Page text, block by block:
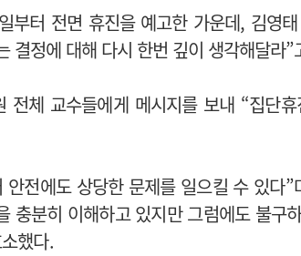
부터 전면 휴진을 예고한 가운데, 김영
결정에 대해 다시 한번 깊이 생각해달라”
전체 교수들에게 메시지를 보내 “집단
전에도 상당한 문제를 일으킬 수 있다
충분히 이해하고 있지만 그럼에도 불구
했다.